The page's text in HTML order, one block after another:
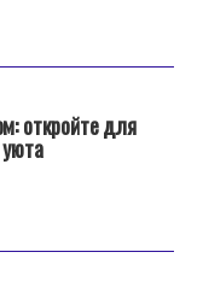
откройте для